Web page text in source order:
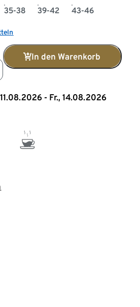
35-38 39-42 43-46
In den Warenkorb
- Fr., 14.08.2026